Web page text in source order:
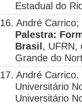
Estadual do
16. André
Palestra:
Brasil , UFRN,
Grande do
17. André Carrico.
Universitário
Universitário